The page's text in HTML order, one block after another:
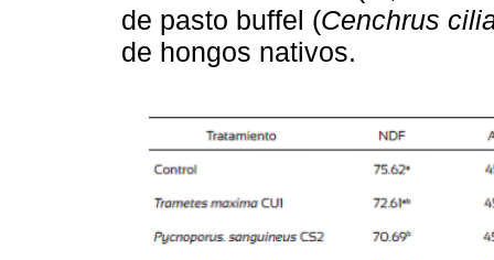
de pasto buffel (Cenchrus
de hongos nativos.